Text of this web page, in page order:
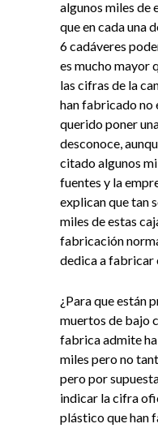
algunos miles de
que en cada una
6 cadáveres
es mucho mayor
las cifras de la
han fabricado no
querido poner
desconoce,
citado algunos
fuentes y la
explican que tan
miles de estas
fabricación
dedica a fabricar
¿Para que están
muertos de bajo
fabrica admite
miles pero no
pero por
indicar la cifra
plástico que han